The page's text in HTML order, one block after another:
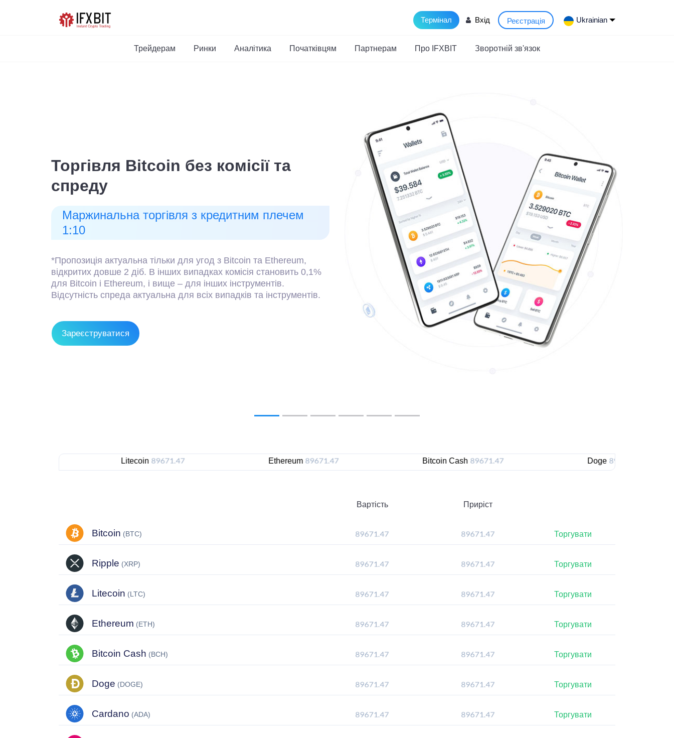
Термінал Вхід Реєстрація Ukrainian
Трейдерам Ринки Аналітика Початківцям Партнерам Про IFXBIT Зворотній зв'язок
Можливість поповнити рахунок з
будь-якої точки світу
на будь-якому пристрої для торгівлі
Відкрити рахунок
Bitcoin Cash
Вартість Приріст
Bitcoin (BTC) Торгувати
Ripple (XRP) Торгувати
Litecoin (LTC) Торгувати
Ethereum (ETH) Торгувати
Bitcoin Cash (BCH) Торгувати
Doge (DOGE) Торгувати
Cardano (ADA) Торгувати